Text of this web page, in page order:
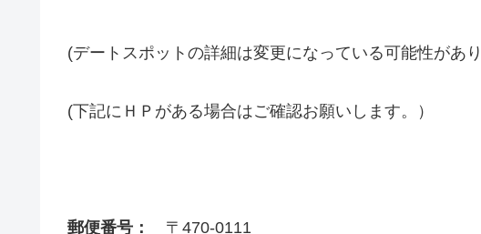
(デートスポットの詳細は変更になっている可能性があ
(下記にＨＰがある場合はご確認お願いします。）
郵便番号： 〒470-0111